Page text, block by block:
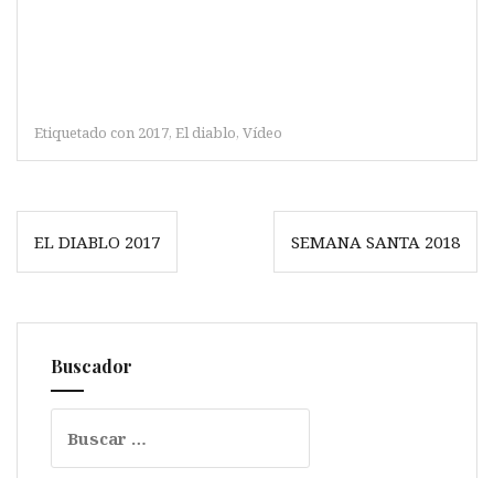
Etiquetado con 2017, El diablo, Vídeo
de
entradas
EL DIABLO 2017 SEMANA SANTA 2018
Buscador